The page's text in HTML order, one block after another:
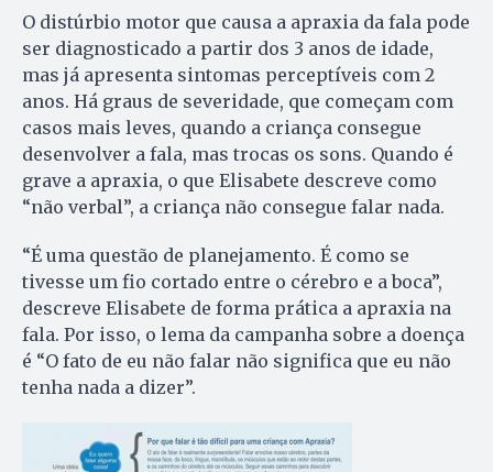
O distúrbio motor que causa a apraxia da fala pode
ser diagnosticado a partir dos 3 anos de idade,
mas já apresenta sintomas perceptíveis com 2
anos. Há graus de severidade, que começam com
casos mais leves, quando a criança consegue
desenvolver a fala, mas trocas os sons. Quando é
grave a apraxia, o que Elisabete descreve como
“não verbal”, a criança não consegue falar nada.
“É uma questão de planejamento. É como se
tivesse um fio cortado entre o cérebro e a boca”,
descreve Elisabete de forma prática a apraxia na
fala. Por isso, o lema da campanha sobre a doença
é “O fato de eu não falar não significa que eu não
tenha nada a dizer”.